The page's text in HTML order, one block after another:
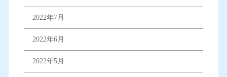
2022年7月
2022年6月
2022年5月